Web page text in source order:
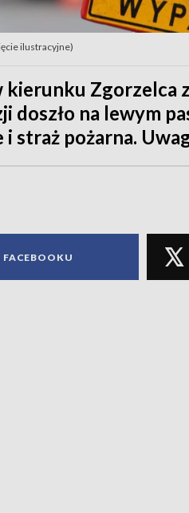
ilustracyjne)
Zgorzelca
doszło na lewym
straż pożarna.